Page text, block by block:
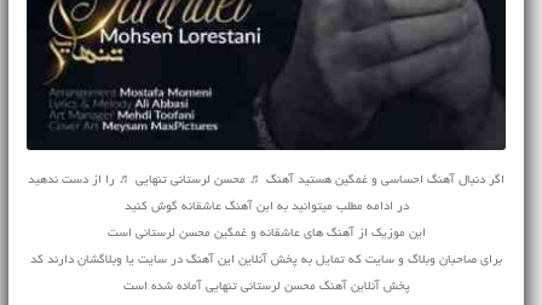
اگر دنبال آهنگ احساسی و غمگین هستید آهنگ ♬ محسن لرستانی تنهایی ♬ را از دست ندهید
در ادامه مطلب میتوانید به این آهنگ عاشقانه گوش کنید
این موزیک از آهنگ های عاشقانه و غمگین محسن لرستانی است
برای صاحبان وبلاگ و سایت که تمایل به پخش آنلاین این آهنگ در سایت یا وبلاگشان دارند کد
پخش آنلاین آهنگ محسن لرستانی تنهایی آماده شده است